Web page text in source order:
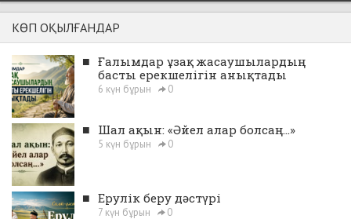
КӨП ОҚЫЛҒАНДАР
■ Ғалымдар ұзақ жасаушылардың
басты ерекшелігін анықтады
6 күн бұрын 0
■ Шал ақын: «Әйел алар болсаң...»
5 күн бұрын 0
■ Ерулік беру дәстүрі
7 күн бұрын 0